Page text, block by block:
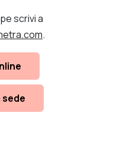
scrivi a
.